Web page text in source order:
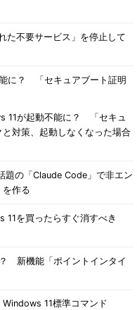
た不要サービス」を停止して
に？ 「セキュアブート証明
11が起動不能に？ 「セキュ
対策、起動しなくなった場合
の「Claude Code」で非エン
を作る
を買ったらすぐ消すべき
新機能「ポイントインタイ
11標準コマンド